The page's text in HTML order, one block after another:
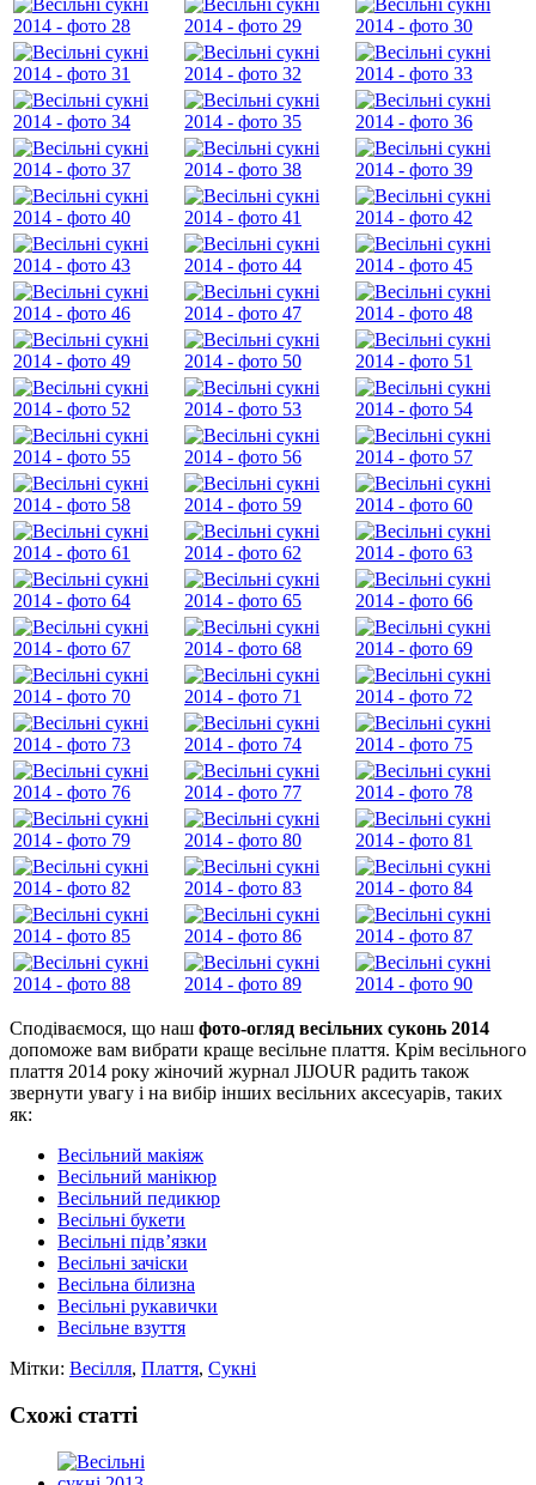
Сподіваємося, що наш фото-огляд весільних суконь 2014
допоможе вам вибрати краще весільне плаття. Крім весільного
плаття 2014 року жіночий журнал JIJOUR радить також
звернути увагу і на вибір інших весільних аксесуарів, таких
як:
Весільний макіяж
Весільний манікюр
Весільний педикюр
Весільні букети
Весільні підв’язки
Весільні зачіски
Весільна білизна
Весільні рукавички
Весільне взуття
Мітки: Весілля, Плаття, Сукні
Схожі статті